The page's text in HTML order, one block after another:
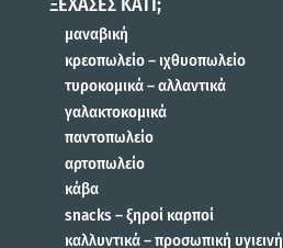
ΞΕΧΑΣΕΣ ΚΑΤΙ;
μαναβική
κρεοπωλείο – ιχθυοπωλείο
τυροκομικά – αλλαντικά
γαλακτοκομικά
παντοπωλείο
αρτοπωλείο
κάβα
snacks – ξηροί καρποί
καλλυντικά – προσωπική υγιεινή